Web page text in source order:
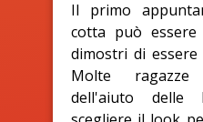
Il primo
cotta può
dimostri di
Molte
dell'aiuto delle